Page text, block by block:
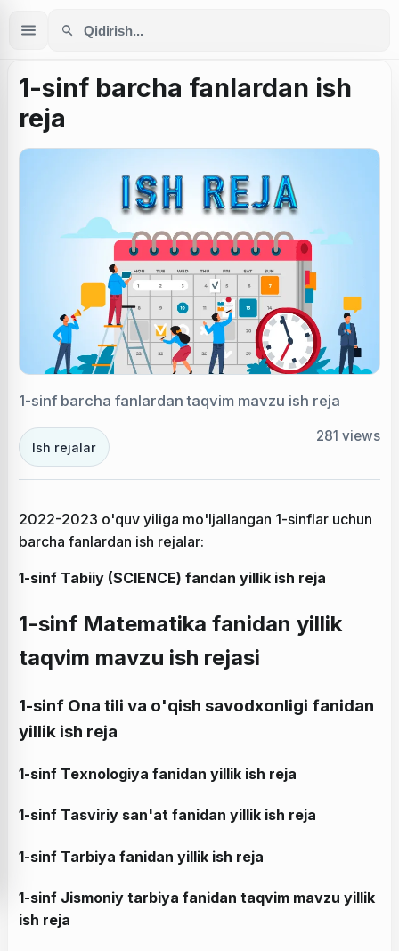
1-sinf barcha fanlardan ish
reja
1-sinf barcha fanlardan taqvim mavzu ish reja
Ish rejalar
281 views
2022-2023 o'quv yiliga mo'ljallangan 1-sinflar uchun
barcha fanlardan ish rejalar:
1-sinf Tabiiy (SCIENCE) fandan yillik ish reja
1-sinf Matematika fanidan yillik
taqvim mavzu ish rejasi
1-sinf Ona tili va o'qish savodxonligi fanidan
yillik ish reja
1-sinf Texnologiya fanidan yillik ish reja
1-sinf Tasviriy san'at fanidan yillik ish reja
1-sinf Tarbiya fanidan yillik ish reja
1-sinf Jismoniy tarbiya fanidan taqvim mavzu yillik
ish reja